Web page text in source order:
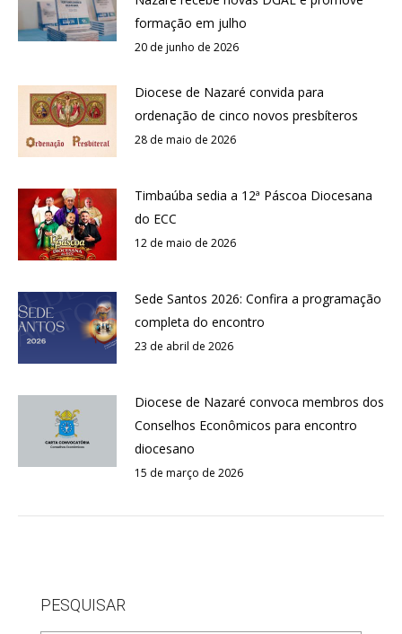
formação em julho
20 de junho de 2026
Diocese de Nazaré convida para
ordenação de cinco novos presbíteros
28 de maio de 2026
Timbaúba sedia a 12ª Páscoa Diocesana
do ECC
12 de maio de 2026
Sede Santos 2026: Confira a programação
completa do encontro
23 de abril de 2026
Diocese de Nazaré convoca membros dos
Conselhos Econômicos para encontro
diocesano
15 de março de 2026
PESQUISAR